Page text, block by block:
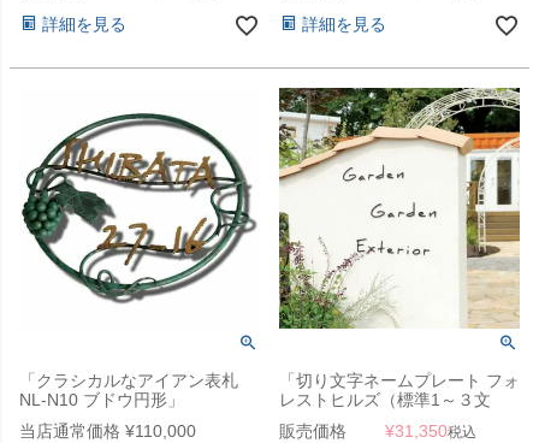
詳細を見る 詳細を見る
「クラシカルなアイアン表札
NL-N10 ブドウ円形」
当店通常価格 ¥110,000
「切り文字ネームプレート フォ
レストヒルズ（標準1～３文
字）」
販売価格 ¥31,350税込